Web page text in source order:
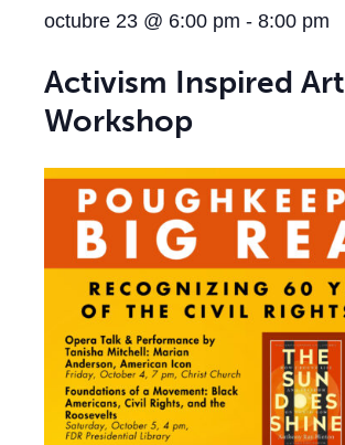
octubre 23 @ 6:00 pm - 8:00 pm
Activism Inspired Art
Workshop